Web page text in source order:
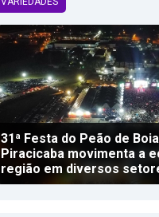
31ª Festa do Peão de
Piracicaba movimenta a
região em diversos